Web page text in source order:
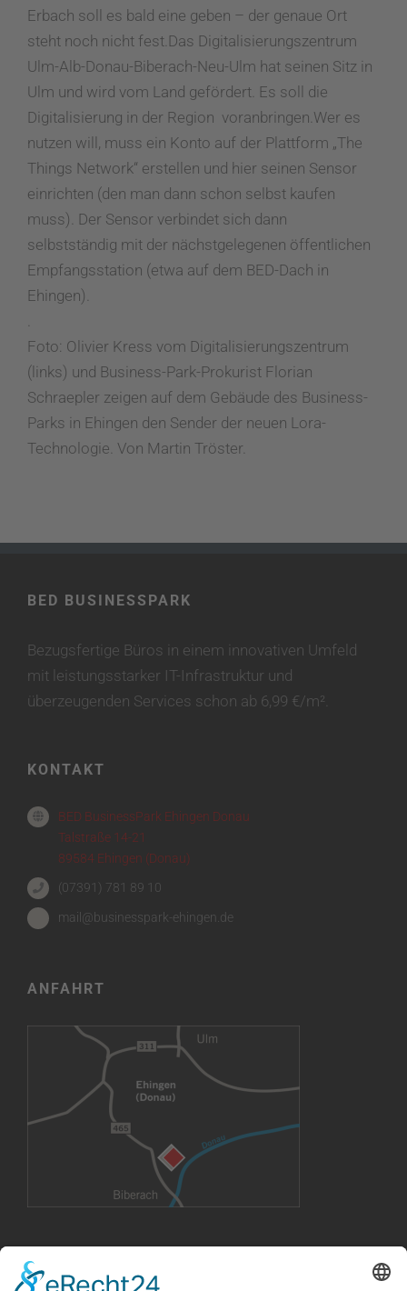
Erbach soll es bald eine geben – der genaue Ort
steht noch nicht fest. Das Digitalisierungszentrum
Ulm-Alb-Donau-Biberach-Neu-Ulm hat seinen Sitz in
Ulm und wird vom Land gefördert. Es soll die
Digitalisierung in der Region voranbringen. Wer es
nutzen will, muss ein Konto auf der Plattform „The
Things Network“ erstellen und hier seinen Sensor
einrichten (den man dann schon selbst kaufen
muss). Der Sensor verbindet sich dann
selbstständig mit der nächstgelegenen öffentlichen
Empfangsstation (etwa auf dem BED-Dach in
Ehingen).
Foto: Olivier Kress vom Digitalisierungszentrum
(links) und Business-Park-Prokurist Florian
Schraepler zeigen auf dem Gebäude des Business-
Parks in Ehingen den Sender der neuen Lora-
Technologie. Von Martin Tröster.
BED BUSINESSPARK
Bezugsfertige Büros in einem innovativen Umfeld
mit leistungsstarker IT-Infrastruktur und
überzeugenden Services schon ab 6,99 €/m².
KONTAKT
BED BusinessPark Ehingen Donau
Talstraße 14-21
89584 Ehingen (Donau)
(07391) 781 89 10
mail@businesspark-ehingen.de
ANFAHRT
VERMIETUNG